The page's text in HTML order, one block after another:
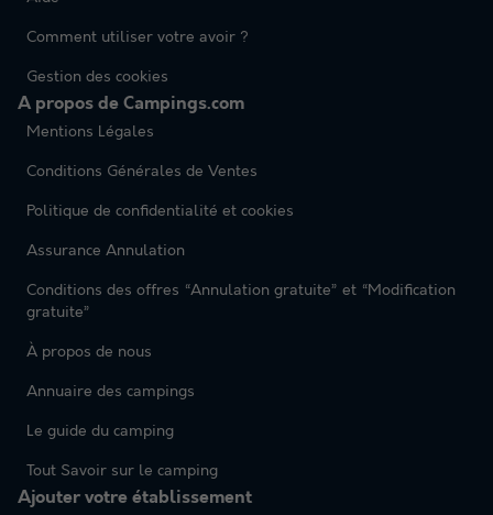
Comment utiliser votre avoir ?
Gestion des cookies
A propos de Campings.com
Mentions Légales
Conditions Générales de Ventes
Politique de confidentialité et cookies
Assurance Annulation
Conditions des offres “Annulation gratuite” et “Modification
gratuite”
À propos de nous
Annuaire des campings
Le guide du camping
Tout Savoir sur le camping
Ajouter votre établissement